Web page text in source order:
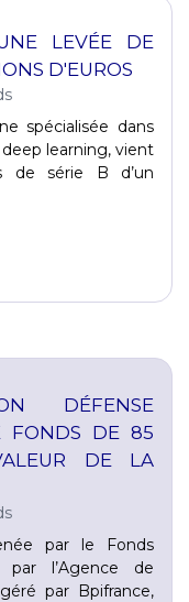
LEVÉE DE
D'EUROS
spécialisée dans
deep learning, vient
de série B d’un
DÉFENSE
FONDS DE 85
DE LA
par le Fonds
par l’Agence de
par Bpifrance,